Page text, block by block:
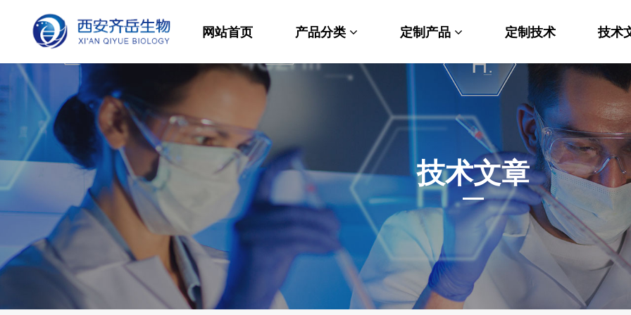
网站首页 产品分类
材料科学
生命科学
发光材料
功能性化学
分析化学
定制产品
纳米材料定制
PEG衍生物
荧光标记定制
MOF材料定制
小分子定制
多肽定制
定制技术 技术
技术文章